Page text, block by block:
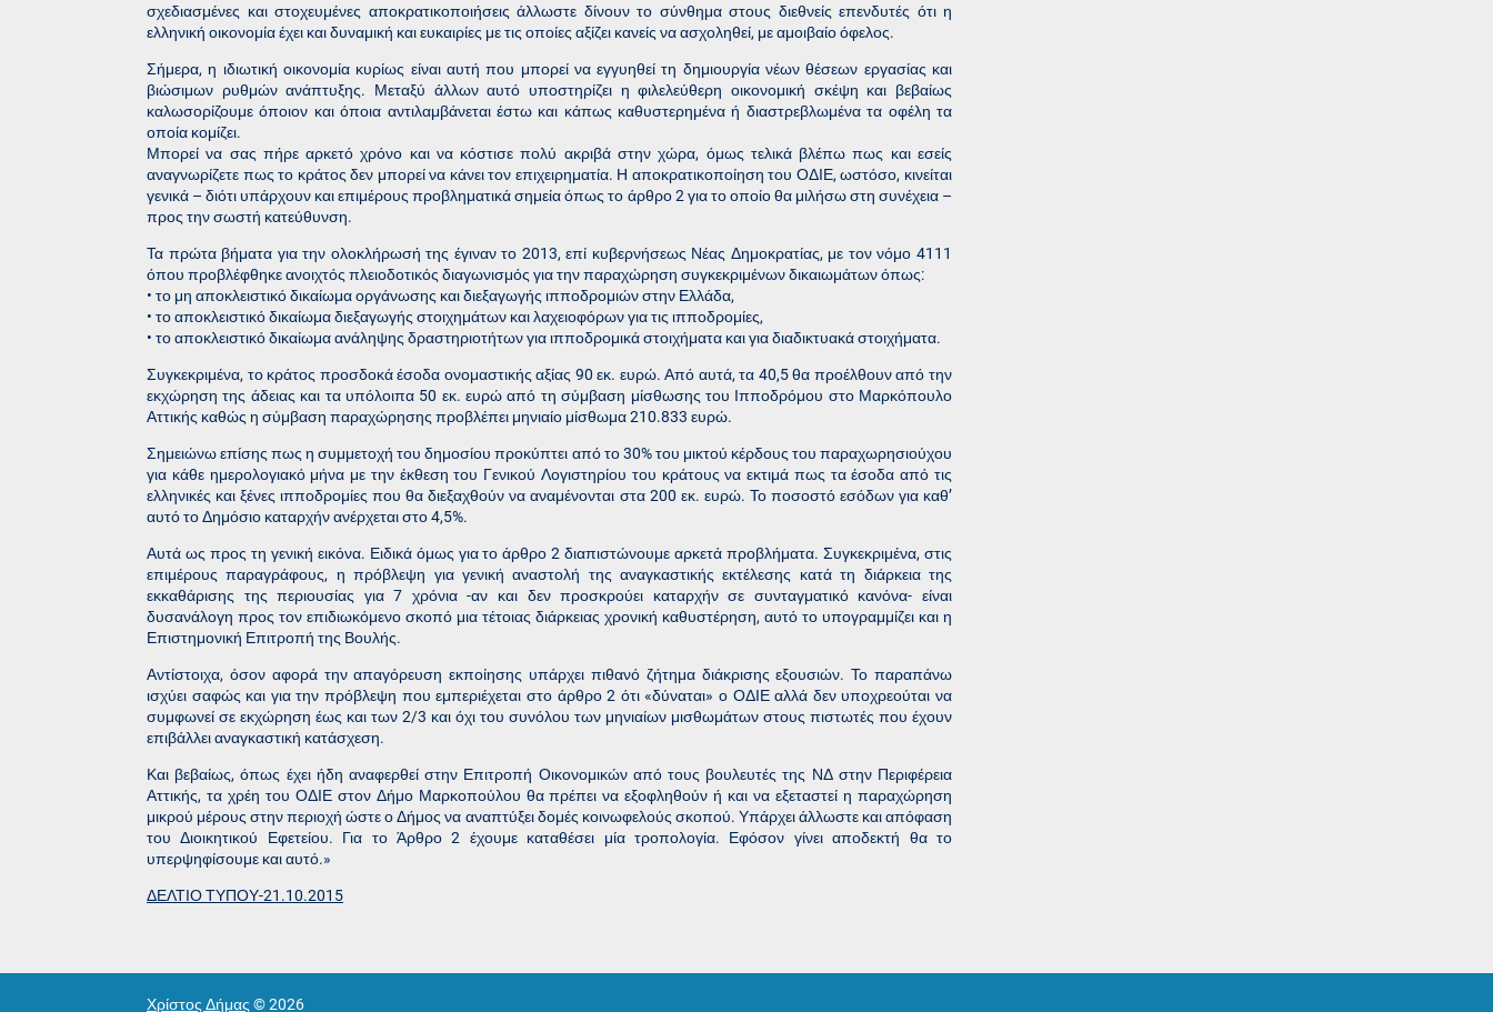
σχεδιασμένες και στοχευμένες αποκρατικοποιήσεις άλλωστε δίνουν το σύνθημα στους διεθνείς επενδυτές ότι η
ελληνική οικονομία έχει και δυναμική και ευκαιρίες με τις οποίες αξίζει κανείς να ασχοληθεί, με αμοιβαίο όφελος.
Σήμερα, η ιδιωτική οικονομία κυρίως είναι αυτή που μπορεί να εγγυηθεί τη δημιουργία νέων θέσεων εργασίας και
βιώσιμων ρυθμών ανάπτυξης. Μεταξύ άλλων αυτό υποστηρίζει η φιλελεύθερη οικονομική σκέψη και βεβαίως
καλωσορίζουμε όποιον και όποια αντιλαμβάνεται έστω και κάπως καθυστερημένα ή διαστρεβλωμένα τα οφέλη τα
οποία κομίζει.
Μπορεί να σας πήρε αρκετό χρόνο και να κόστισε πολύ ακριβά στην χώρα, όμως τελικά βλέπω πως και εσείς
αναγνωρίζετε πως το κράτος δεν μπορεί να κάνει τον επιχειρηματία. Η αποκρατικοποίηση του ΟΔΙΕ, ωστόσο, κινείται
γενικά – διότι υπάρχουν και επιμέρους προβληματικά σημεία όπως το άρθρο 2 για το οποίο θα μιλήσω στη συνέχεια –
προς την σωστή κατεύθυνση.
Τα πρώτα βήματα για την ολοκλήρωσή της έγιναν το 2013, επί κυβερνήσεως Νέας Δημοκρατίας, με τον νόμο 4111
όπου προβλέφθηκε ανοιχτός πλειοδοτικός διαγωνισμός για την παραχώρηση συγκεκριμένων δικαιωμάτων όπως:
• το μη αποκλειστικό δικαίωμα οργάνωσης και διεξαγωγής ιπποδρομιών στην Ελλάδα,
• το αποκλειστικό δικαίωμα διεξαγωγής στοιχημάτων και λαχειοφόρων για τις ιπποδρομίες,
• το αποκλειστικό δικαίωμα ανάληψης δραστηριοτήτων για ιπποδρομικά στοιχήματα και για διαδικτυακά στοιχήματα.
Συγκεκριμένα, το κράτος προσδοκά έσοδα ονομαστικής αξίας 90 εκ. ευρώ. Από αυτά, τα 40,5 θα προέλθουν από την
εκχώρηση της άδειας και τα υπόλοιπα 50 εκ. ευρώ από τη σύμβαση μίσθωσης του Ιπποδρόμου στο Μαρκόπουλο
Αττικής καθώς η σύμβαση παραχώρησης προβλέπει μηνιαίο μίσθωμα 210.833 ευρώ.
Σημειώνω επίσης πως η συμμετοχή του δημοσίου προκύπτει από το 30% του μικτού κέρδους του παραχωρησιούχου
για κάθε ημερολογιακό μήνα με την έκθεση του Γενικού Λογιστηρίου του κράτους να εκτιμά πως τα έσοδα από τις
ελληνικές και ξένες ιπποδρομίες που θα διεξαχθούν να αναμένονται στα 200 εκ. ευρώ. Το ποσοστό εσόδων για καθ’
αυτό το Δημόσιο καταρχήν ανέρχεται στο 4,5%.
Αυτά ως προς τη γενική εικόνα. Ειδικά όμως για το άρθρο 2 διαπιστώνουμε αρκετά προβλήματα. Συγκεκριμένα, στις
επιμέρους παραγράφους, η πρόβλεψη για γενική αναστολή της αναγκαστικής εκτέλεσης κατά τη διάρκεια της
εκκαθάρισης της περιουσίας για 7 χρόνια -αν και δεν προσκρούει καταρχήν σε συνταγματικό κανόνα- είναι
δυσανάλογη προς τον επιδιωκόμενο σκοπό μια τέτοιας διάρκειας χρονική καθυστέρηση, αυτό το υπογραμμίζει και η
Επιστημονική Επιτροπή της Βουλής.
Αντίστοιχα, όσον αφορά την απαγόρευση εκποίησης υπάρχει πιθανό ζήτημα διάκρισης εξουσιών. Το παραπάνω
ισχύει σαφώς και για την πρόβλεψη που εμπεριέχεται στο άρθρο 2 ότι «δύναται» ο ΟΔΙΕ αλλά δεν υποχρεούται να
συμφωνεί σε εκχώρηση έως και των 2/3 και όχι του συνόλου των μηνιαίων μισθωμάτων στους πιστωτές που έχουν
επιβάλλει αναγκαστική κατάσχεση.
Και βεβαίως, όπως έχει ήδη αναφερθεί στην Επιτροπή Οικονομικών από τους βουλευτές της ΝΔ στην Περιφέρεια
Αττικής, τα χρέη του ΟΔΙΕ στον Δήμο Μαρκοπούλου θα πρέπει να εξοφληθούν ή και να εξεταστεί η παραχώρηση
μικρού μέρους στην περιοχή ώστε ο Δήμος να αναπτύξει δομές κοινωφελούς σκοπού. Υπάρχει άλλωστε και απόφαση
του Διοικητικού Εφετείου. Για το Άρθρο 2 έχουμε καταθέσει μία τροπολογία. Εφόσον γίνει αποδεκτή θα το
υπερψηφίσουμε και αυτό.»
ΔΕΛΤΙΟ ΤΥΠΟΥ-21.10.2015
Χρίστος Δήμας © 2026